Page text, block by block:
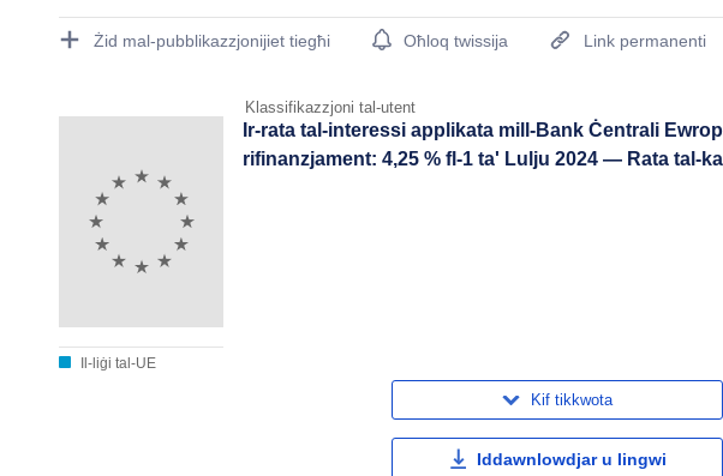
Publication Detail Actions Portlet
Żid mal-pubblikazzjonijiet tiegħi Oħloq twissija Link permanenti
Klassifikazzjoni tal-utent
Il-liġi tal-UE
Ir-rata tal-interessi applikata mill-Bank Ċentrali
rifinanzjament: 4,25 % fl-1 ta' Lulju 2024 — Rata tal-
Kif tikkwota
Iddawnlowdjar u lingwi